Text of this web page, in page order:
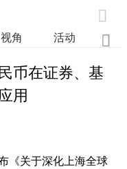

视角 活动 业

币在证券、基
用
《关于深化上海全球